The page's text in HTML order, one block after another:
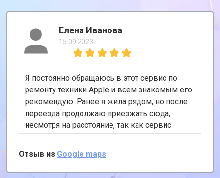
Елена Иванова
15.09.2023
Я постоянно обращаюсь в этот сервис по
ремонту техники Apple и всем знакомым его
рекомендую. Ранее я жила рядом, но после
переезда продолжаю приезжать сюда,
несмотря на расстояние, так как сервис
хороший и цены адекватные. К тому же, у
них есть удобная услуга вызова курьера,
забирает и привозит почти за даром!
Отзыв из Google maps